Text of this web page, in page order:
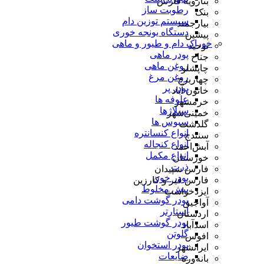
رطوبت ساز
سیستم توزین دام
دستگاه یونجه خوری
خوراک دام و طیور و ماهی
پودر ماهی
روغن ماهی
روغن مرغ
پودر پر
علوفه ها
سیلاژها
سبوس ها
انواع کنسانتره
انواع کنجاله
انواع مکمل
ذرت
پودر خون
پیش مخلوط
پودر گوشت دامی
استارتر
پودر گوشت طیور
گلوتن
پودر استخوان
ضایعات
بنک
بیارجمند
پیشین
توحید
جناح
چاپشلو
چهاربرج
خاتون آباد
خرمشهر
خمینی‌شهر
گلدشت
سنندج
آبش‌احمد
خوزستان
فارس سپیدان
فارس قیر و کارزین
ایزدخواست
آواجیق
اردستان
اسدآباد
افوس
ایرانشهر
بانه‌وره